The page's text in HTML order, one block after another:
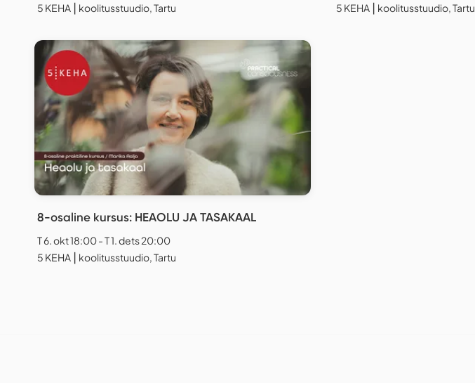
5 KEHA ⎮ koolitusstuudio, Tartu
5 KEHA ⎮ koolitusstuudio, Tartu
8-osaline kursus: HEAOLU JA TASAKAAL
T 6. okt 18:00 - T 1. dets 20:00
5 KEHA ⎮ koolitusstuudio, Tartu